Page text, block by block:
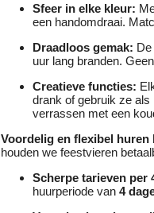
Sfeer in elke kleur:
een handomdraai.
Draadloos gemak:
uur lang branden.
Creatieve functies:
drank of gebruik ze
verrassen met een
Voordelig en flexibel
houden we feestvieren
Scherpe tarieven per
huurperiode van 4